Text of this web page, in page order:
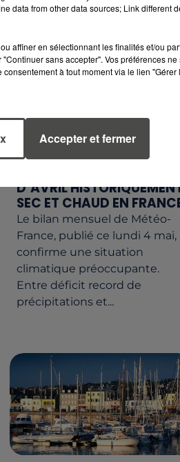
redressement...
5 mai 2026
D’AVRIL
SEC ET CHAUD EN
Le bilan mensuel de Météo-
France, publié ce lundi 4 mai,
confirme une situation
climatique préoccupante.
Entre déficit record de
précipitations et...
data from other data sources; Link different
affiner en sélectionnant les finalités et/ou
sans accepter". Vos préférences
à tout moment via le lien
Accepter et fermer